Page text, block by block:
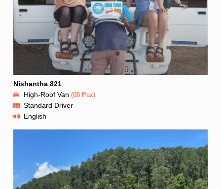
Nishantha 821
High-Roof Van (08 Pax)
Standard Driver
English